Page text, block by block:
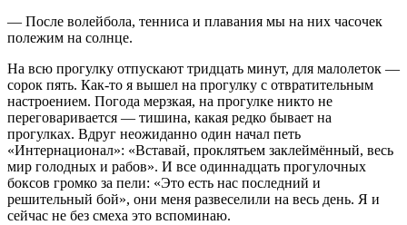
— После волейбола, тенниса и плавания мы на них часочек
полежим на солнце.
На всю прогулку отпускают тридцать минут, для малолеток —
сорок пять. Как-то я вышел на прогулку с отвратительным
настроением. Погода мерзкая, на прогулке никто не
переговаривается — тишина, какая редко бывает на
прогулках. Вдруг неожиданно один начал петь
«Интернационал»: «Вставай, проклятьем заклеймённый, весь
мир голодных и рабов». И все одиннадцать прогулочных
боксов громко за пели: «Это есть нас последний и
решительный бой», они меня развеселили на весь день. Я и
сейчас не без смеха это вспоминаю.